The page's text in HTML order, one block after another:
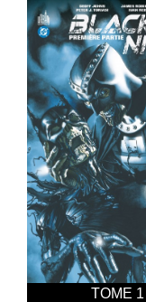
TOME 1